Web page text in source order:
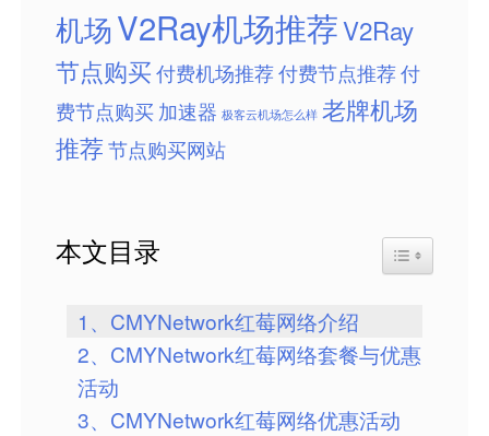
机场V2Ray机场推荐V2Ray
节点购买 付费机场推荐付费节点推荐付
费节点购买 加速器 极客云机场怎么样 老牌机场
推荐 节点购买网站
本文目录 Toggle
1、CMYNetwork红莓网络介绍
2、CMYNetwork红莓网络套餐与优惠
活动
3、CMYNetwork红莓网络优惠活动